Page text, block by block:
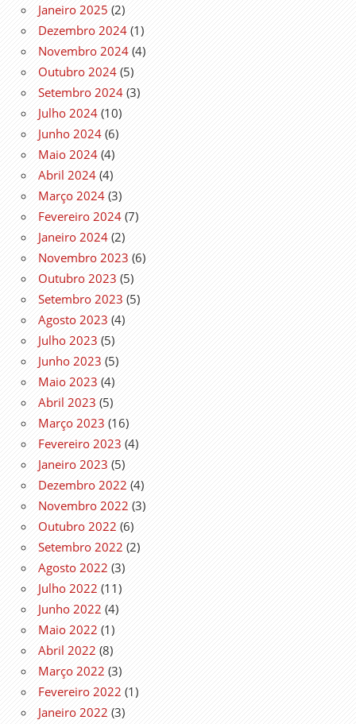
Janeiro 2025 (2)
Dezembro 2024 (1)
Novembro 2024 (4)
Outubro 2024 (5)
Setembro 2024 (3)
Julho 2024 (10)
Junho 2024 (6)
Maio 2024 (4)
Abril 2024 (4)
Março 2024 (3)
Fevereiro 2024 (7)
Janeiro 2024 (2)
Novembro 2023 (6)
Outubro 2023 (5)
Setembro 2023 (5)
Agosto 2023 (4)
Julho 2023 (5)
Junho 2023 (5)
Maio 2023 (4)
Abril 2023 (5)
Março 2023 (16)
Fevereiro 2023 (4)
Janeiro 2023 (5)
Dezembro 2022 (4)
Novembro 2022 (3)
Outubro 2022 (6)
Setembro 2022 (2)
Agosto 2022 (3)
Julho 2022 (11)
Junho 2022 (4)
Maio 2022 (1)
Abril 2022 (8)
Março 2022 (3)
Fevereiro 2022 (1)
Janeiro 2022 (3)